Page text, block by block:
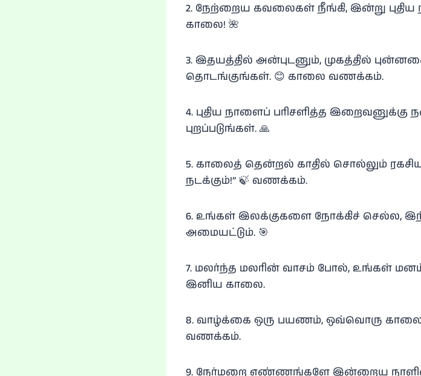
2. நேற்றைய கவலைகள் நீங்கி, இன்று புதிய
காலை! 🌺
3. இதயத்தில் அன்புடனும், முகத்தில்
தொடங்குங்கள். 😊 காலை வணக்கம்.
4. புதிய நாளைப் பரிசளித்த இறைவனுக்கு
புறப்படுங்கள். 🙏
5. காலைத் தென்றல் காதில் சொல்லும்
நடக்கும்!” 🍃 வணக்கம்.
6. உங்கள் இலக்குகளை நோக்கிச் செல்ல,
அமையட்டும். 🎯
7. மலர்ந்த மலரின் வாசம் போல், உங்கள் மனம்
இனிய காலை.
8. வாழ்க்கை ஒரு பயணம், ஒவ்வொரு
வணக்கம்.
9. நேர்மறை எண்ணங்களே இன்றைய